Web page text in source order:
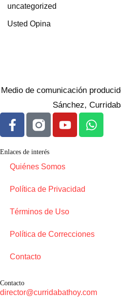
uncategorized
Usted Opina
Medio de comunicación
Sánchez,
Enlaces de interés
Quiénes Somos
Política de Privacidad
Términos de Uso
Política de Correcciones
Contacto
Contacto
director@curridabathoy.com